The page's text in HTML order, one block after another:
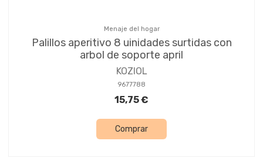
Menaje del hogar
Palillos aperitivo 8 uinidades surtidas con
arbol de soporte april
KOZIOL
9677788
15,75 €
Comprar